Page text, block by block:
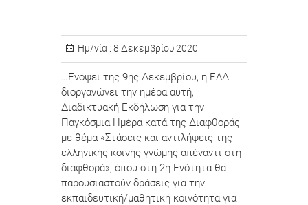
Ημ/νία : 8 Δεκεμβρίου 2020
…Ενόψει της 9ης Δεκεμβρίου, η ΕΑΔ
διοργανώνει την ημέρα αυτή,
Διαδικτυακή Εκδήλωση για την
Παγκόσμια Ημέρα κατά της Διαφθοράς
με θέμα «Στάσεις και αντιλήψεις της
ελληνικής κοινής γνώμης απέναντι στη
διαφθορά», όπου στη 2η Ενότητα θα
παρουσιαστούν δράσεις για την
εκπαιδευτική/μαθητική κοινότητα για